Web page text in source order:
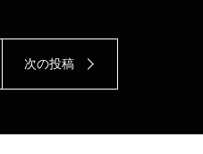
次の投稿